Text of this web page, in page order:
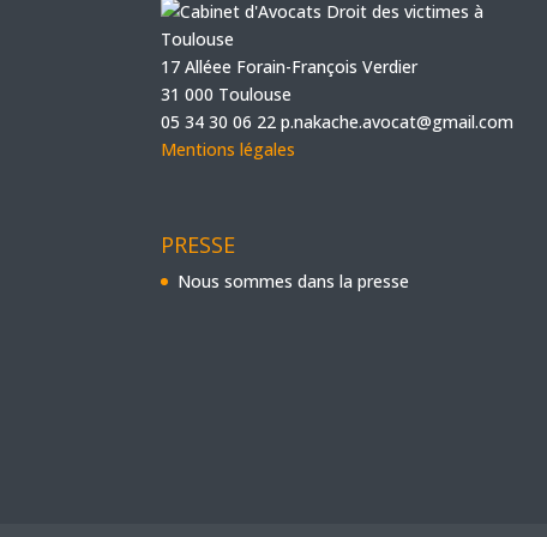
17 Alléee Forain-François Verdier
31 000 Toulouse
05 34 30 06 22 p.nakache.avocat@gmail.com
Mentions légales
PRESSE
Nous sommes dans la presse